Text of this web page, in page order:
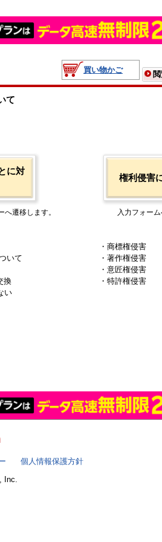
買い物かご
て
に対
遷移します。
いて
換
い
権利侵害
入力フォーム
・商標権侵害
・著作権侵害
・意匠権侵害
・特許権侵害
個人情報保護方針
Inc.